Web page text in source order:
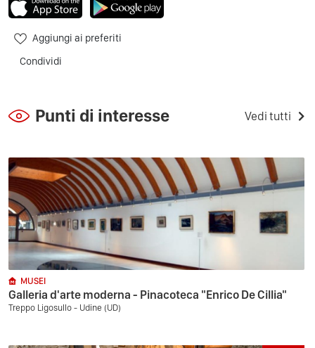
Aggiungi ai preferiti
Condividi
Punti di interesse Vedi tutti
MUSEI
Galleria d'arte moderna - Pinacoteca "Enrico De Cillia"
Treppo Ligosullo - Udine (UD)